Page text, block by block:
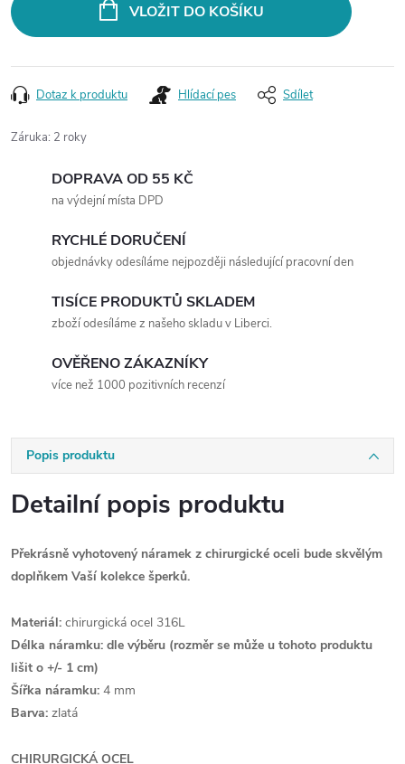
VLOŽIT DO KOŠÍKU
Dotaz k produktu Hlídací pes Sdílet
Záruka: 2 roky
DOPRAVA OD 55 KČ
na výdejní místa DPD
RYCHLÉ DORUČENÍ
objednávky odesíláme nejpozději následující pracovní den
TISÍCE PRODUKTŮ SKLADEM
zboží odesíláme z našeho skladu v Liberci.
OVĚŘENO ZÁKAZNÍKY
více než 1000 pozitivních recenzí
Popis produktu
Detailní popis produktu
Překrásně vyhotovený náramek z chirurgické oceli bude skvělým
doplňkem Vaší kolekce šperků.
Materiál: chirurgická ocel 316L
Délka náramku: dle výběru (rozměr se může u tohoto produktu
lišit o +/- 1 cm)
Šířka náramku: 4 mm
Barva: zlatá
CHIRURGICKÁ OCEL